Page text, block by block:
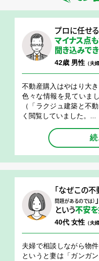
プロに任せる
マイナス点
聞き込みで
42歳 男性 （夫
不動産購入はやはり大
色々な情報を見ていま
（「ラクジュ建築と不
く閲覧していました。...
続
「なぜこの
問題があるのでは） 」
という不安
40代 女性 （夫
夫婦で相談しながら物
というと妻は「ガンガ